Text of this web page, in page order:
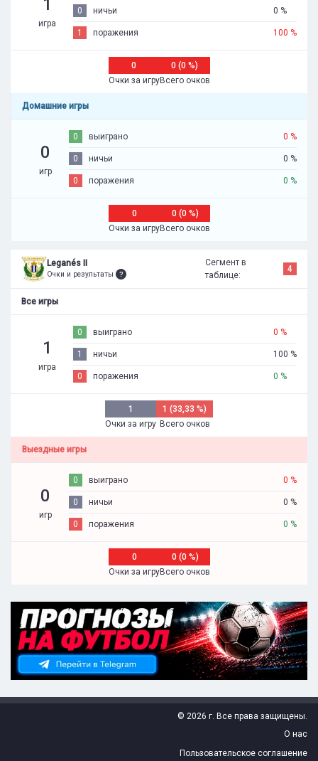
1
игра
0 ничьи 0 %
1 поражения 100 %
0
Очки за игру
0 (0 %)
Всего очков
Домашние игры
0
игр
0 выиграно 0 %
0 ничьи 0 %
0 поражения 0 %
0
Очки за игру
0 (0 %)
Всего очков
Leganés II
Очки и результаты
Сегмент в
таблице:
4
Все игры
1
игра
0 выиграно 0 %
1 ничьи 100 %
0 поражения 0 %
1
Очки за игру
1 (33,33 %)
Всего очков
Выездные игры
0
игр
0 выиграно 0 %
0 ничьи 0 %
0 поражения 0 %
0
Очки за игру
0 (0 %)
Всего очков
© 2026 г. Все права защищены.
О нас
Пользовательское соглашение